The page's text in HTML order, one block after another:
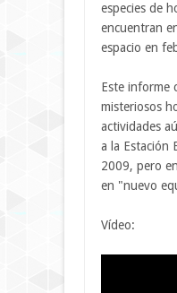
especies de
encuentran
espacio en
Este informe
misteriosos
actividades
a la Estación
2009, pero
en "nuevo
Vídeo: